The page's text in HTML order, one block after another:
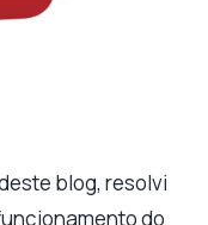
blog, resolvi
do